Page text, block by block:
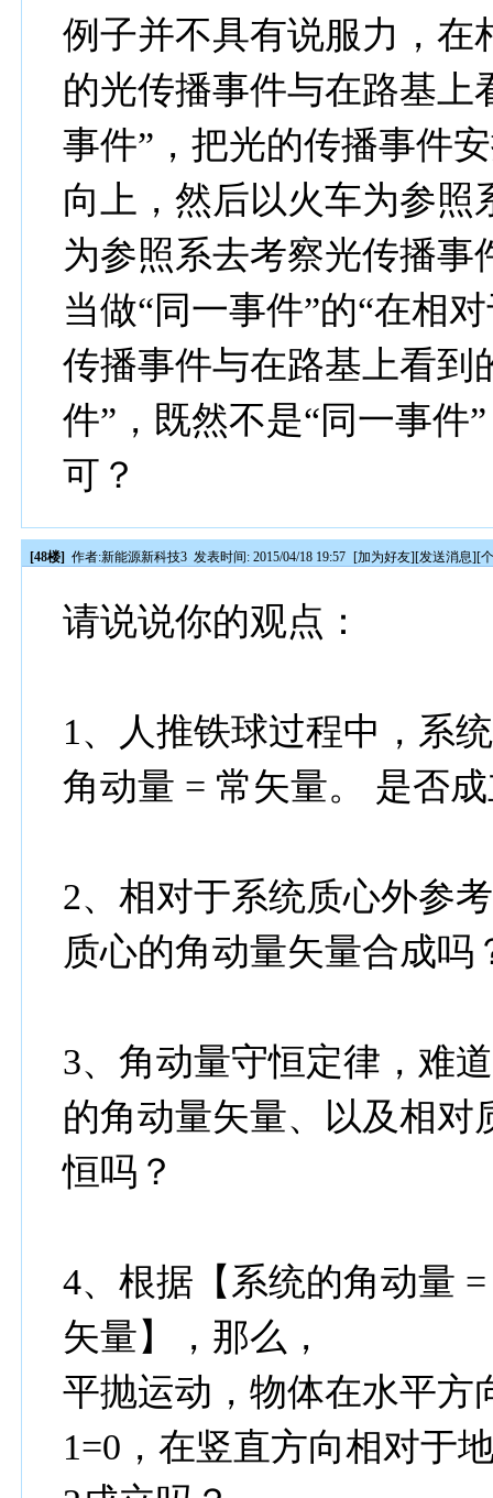
例子并不具有说服力，在
的光传播事件与在路基上
事件”，把光的传播事件
向上，然后以火车为参照
为参照系去考察光传播事
当做“同一事件”的“在相
传播事件与在路基上看到
件”，既然不是“同一事件
可？
[48楼] 作者:新能源新科技3 发表时间: 2015/04/18 19:57 [加为好友][发送消息][
请说说你的观点：
1、人推铁球过程中，系
角动量 = 常矢量。 是否
2、相对于系统质心外参
质心的角动量矢量合成吗
3、角动量守恒定律，难
的角动量矢量、以及相对
恒吗？
4、根据【系统的角动量
矢量】，那么，
平抛运动，物体在水平方
1=0，在竖直方向相对于